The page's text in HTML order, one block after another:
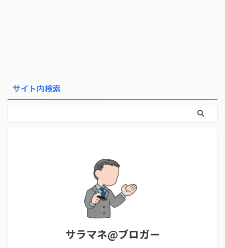
サイト内検索
サラマネ@ブロガー